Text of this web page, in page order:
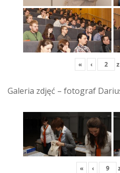
« ‹ z
Galeria zdjęć – fotograf
« ‹